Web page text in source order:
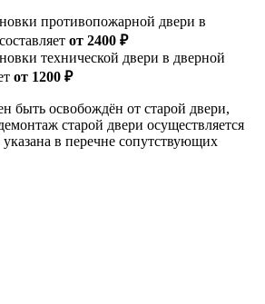
противопожарной двери в
от 2400 ₽
технической двери в дверной
от 1200 ₽
быть освобождён от старой двери,
старой двери осуществляется
указана в перечне сопутствующих